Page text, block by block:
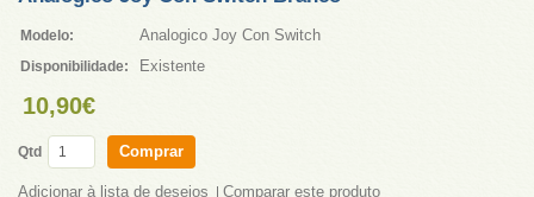
Modelo: Analogico Joy Con Switch
Disponibilidade: Existente
10,90€
Qtd Comprar
Adicionar à lista de desejos Comparar este produto